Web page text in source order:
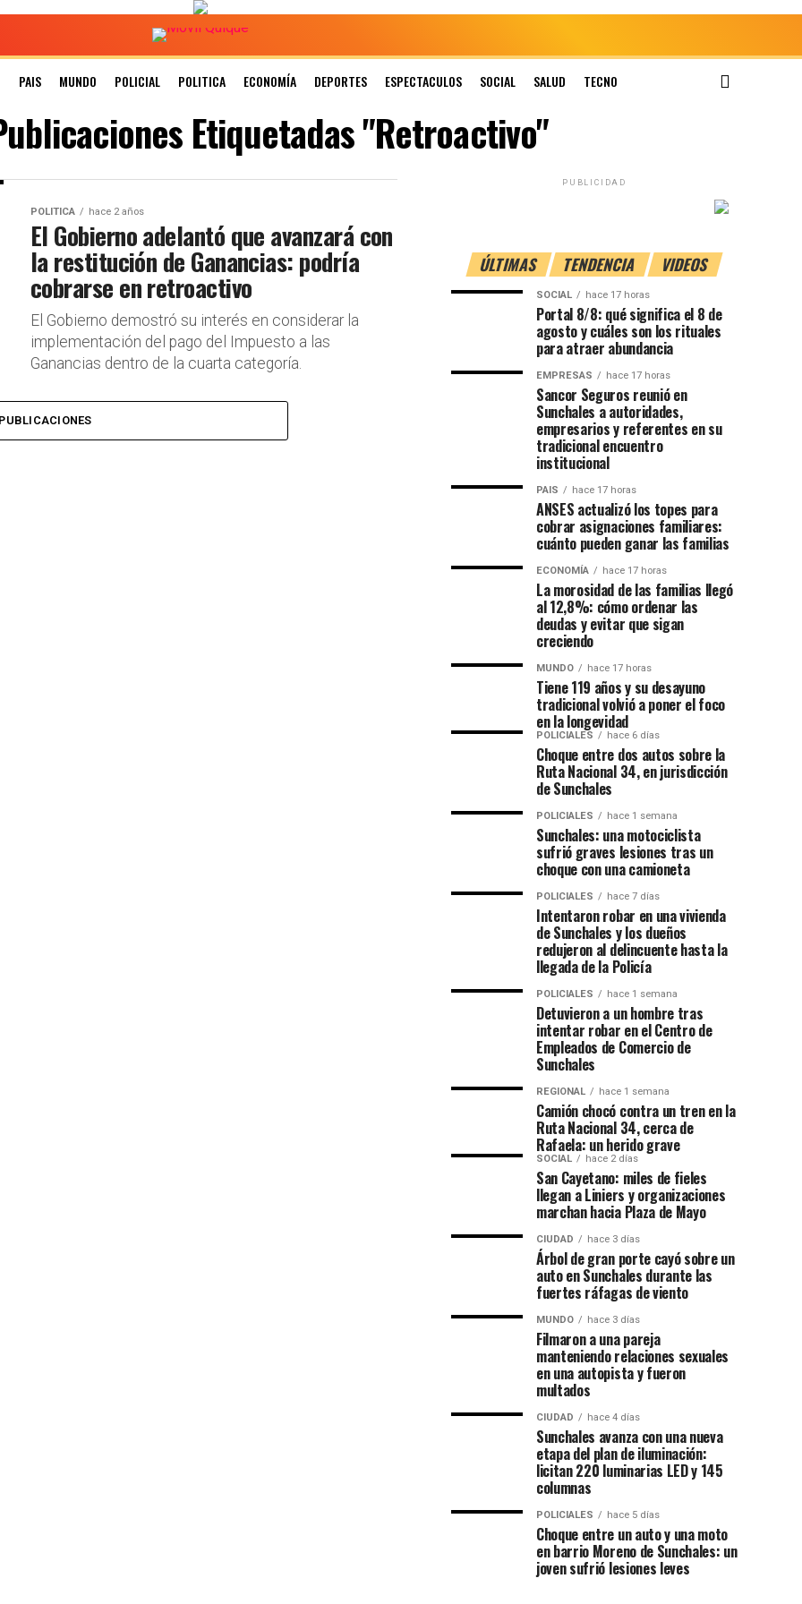
PAIS MUNDO POLICIAL POLITICA ECONOMÍA DEPORTES ESPECTACULOS SOCIAL SALUD TECNO
Etiquetadas "Retroactivo"
POLITICA hace 2 años
El Gobierno adelantó que avanzará con
la restitución de Ganancias: podría
cobrarse en retroactivo
El Gobierno demostró su interés en considerar la
implementación del pago del Impuesto a las
Ganancias dentro de la cuarta categoría.
PUBLICIDAD
ÚLTIMAS TENDENCIA VIDEOS
SOCIAL hace 17 horas
Portal 8/8: qué significa el 8 de
agosto y cuáles son los rituales
para atraer abundancia
EMPRESAS hace 17 horas
Sancor Seguros reunió en
Sunchales a autoridades,
empresarios y referentes en su
tradicional encuentro
institucional
PAIS hace 17 horas
ANSES actualizó los topes para
cobrar asignaciones familiares:
cuánto pueden ganar las familias
ECONOMÍA hace 17 horas
La morosidad de las familias llegó
al 12,8%: cómo ordenar las
deudas y evitar que sigan
creciendo
MUNDO hace 17 horas
Tiene 119 años y su desayuno
tradicional volvió a poner el foco
en la longevidad
POLICIALES hace 6 días
Choque entre dos autos sobre la
Ruta Nacional 34, en jurisdicción
de Sunchales
POLICIALES hace 1 semana
Sunchales: una motociclista
sufrió graves lesiones tras un
choque con una camioneta
POLICIALES hace 7 días
Intentaron robar en una vivienda
de Sunchales y los dueños
redujeron al delincuente hasta la
llegada de la Policía
POLICIALES hace 1 semana
Detuvieron a un hombre tras
intentar robar en el Centro de
Empleados de Comercio de
Sunchales
REGIONAL hace 1 semana
Camión chocó contra un tren en la
Ruta Nacional 34, cerca de
Rafaela: un herido grave
SOCIAL hace 2 días
San Cayetano: miles de fieles
llegan a Liniers y organizaciones
marchan hacia Plaza de Mayo
CIUDAD hace 3 días
Árbol de gran porte cayó sobre un
auto en Sunchales durante las
fuertes ráfagas de viento
MUNDO hace 3 días
Filmaron a una pareja
manteniendo relaciones sexuales
en una autopista y fueron
multados
CIUDAD hace 4 días
Sunchales avanza con una nueva
etapa del plan de iluminación:
licitan 220 luminarias LED y 145
columnas
POLICIALES hace 5 días
Choque entre un auto y una moto
en barrio Moreno de Sunchales: un
joven sufrió lesiones leves